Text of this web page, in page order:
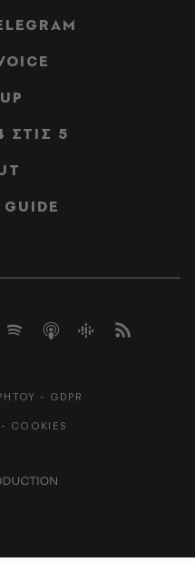
ΣΤΙΣ 5
- GDPR
COOKIES